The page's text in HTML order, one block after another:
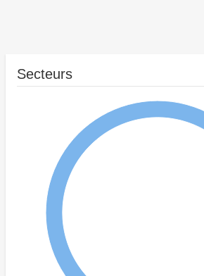
Secteurs